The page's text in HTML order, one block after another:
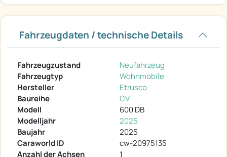
Fahrzeugdaten / technische Details
Fahrzeugzustand
Neufahrzeug
Fahrzeugtyp
Wohnmobile
Hersteller
Etrusco
Baureihe
CV
Modell
600 DB
Modelljahr
2025
Baujahr
2025
Caraworld ID
cw-20975135
Anzahl der Achsen
1